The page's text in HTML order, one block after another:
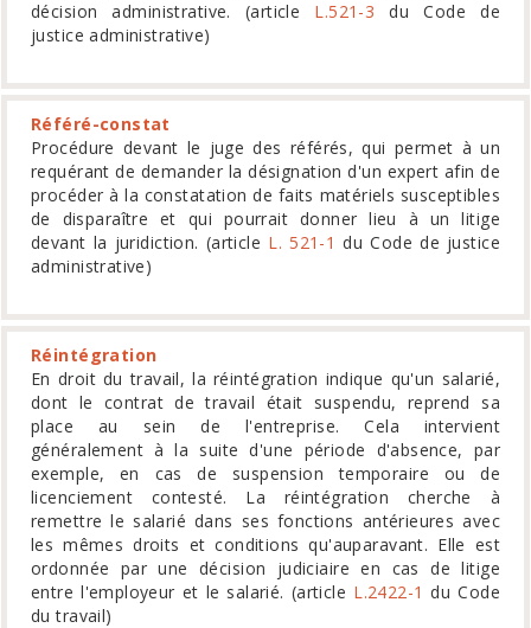
décision administrative. (article L.521-3 du Code de
justice administrative)
Référé-constat
Procédure devant le juge des référés, qui permet à un
requérant de demander la désignation d'un expert afin de
procéder à la constatation de faits matériels susceptibles
de disparaître et qui pourrait donner lieu à un litige
devant la juridiction. (article L. 521-1 du Code de justice
administrative)
Réintégration
En droit du travail, la réintégration indique qu'un salarié,
dont le contrat de travail était suspendu, reprend sa
place au sein de l'entreprise. Cela intervient
généralement à la suite d'une période d'absence, par
exemple, en cas de suspension temporaire ou de
licenciement contesté. La réintégration cherche à
remettre le salarié dans ses fonctions antérieures avec
les mêmes droits et conditions qu'auparavant. Elle est
ordonnée par une décision judiciaire en cas de litige
entre l'employeur et le salarié. (article L.2422-1 du Code
du travail)